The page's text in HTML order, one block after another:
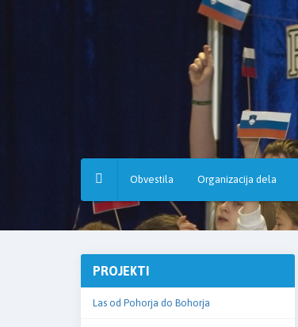
Obvestila Organizacija dela
PROJEKTI
Las od Pohorja do Bohorja